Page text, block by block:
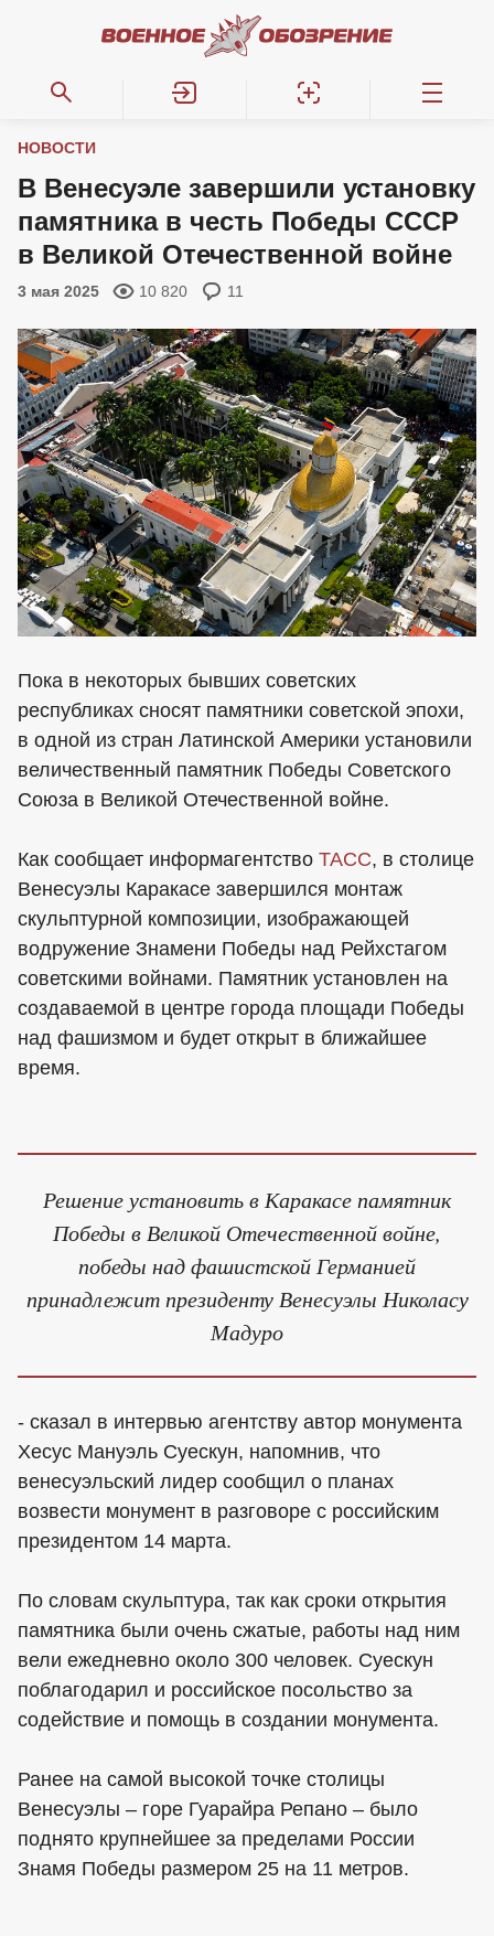
НОВОСТИ
В Венесуэле завершили установку
памятника в честь Победы СССР
в Великой Отечественной войне
3 мая 2025 10 820 11
Пока в некоторых бывших советских
республиках сносят памятники советской эпохи,
в одной из стран Латинской Америки установили
величественный памятник Победы Советского
Союза в Великой Отечественной войне.
Как сообщает информагентство ТАСС, в столице
Венесуэлы Каракасе завершился монтаж
скульптурной композиции, изображающей
водружение Знамени Победы над Рейхстагом
советскими войнами. Памятник установлен на
создаваемой в центре города площади Победы
над фашизмом и будет открыт в ближайшее
время.
Решение установить в Каракасе памятник
Победы в Великой Отечественной войне,
победы над фашистской Германией
принадлежит президенту Венесуэлы Николасу
Мадуро
- сказал в интервью агентству автор монумента
Хесус Мануэль Суескун, напомнив, что
венесуэльский лидер сообщил о планах
возвести монумент в разговоре с российским
президентом 14 марта.
По словам скульптура, так как сроки открытия
памятника были очень сжатые, работы над ним
вели ежедневно около 300 человек. Суескун
поблагодарил и российское посольство за
содействие и помощь в создании монумента.
Ранее на самой высокой точке столицы
Венесуэлы – горе Гуарайра Репано – было
поднято крупнейшее за пределами России
Знамя Победы размером 25 на 11 метров.